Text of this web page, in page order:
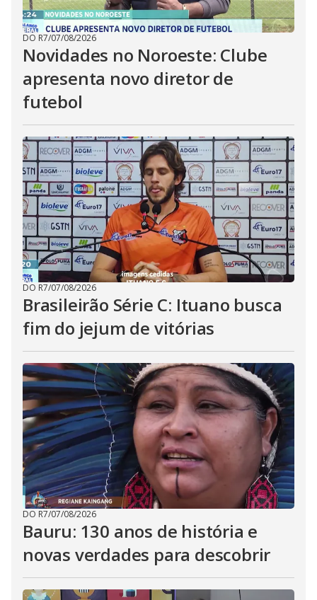
DO R7/07/08/2026
Novidades no Noroeste: Clube
apresenta novo diretor de
futebol
DO R7/07/08/2026
Brasileirão Série C: Ituano busca
fim do jejum de vitórias
DO R7/07/08/2026
Bauru: 130 anos de história e
novas verdades para descobrir